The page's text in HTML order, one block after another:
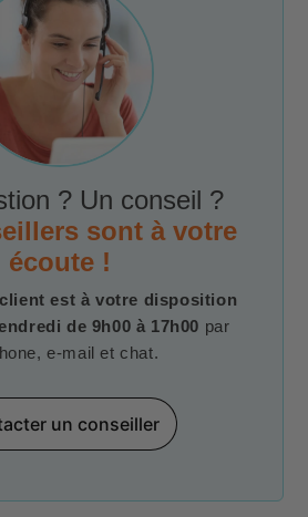
? Un conseil ?
sont à votre
écoute !
est à votre disposition
de 9h00 à 17h00 par
e-mail et chat.
un conseiller